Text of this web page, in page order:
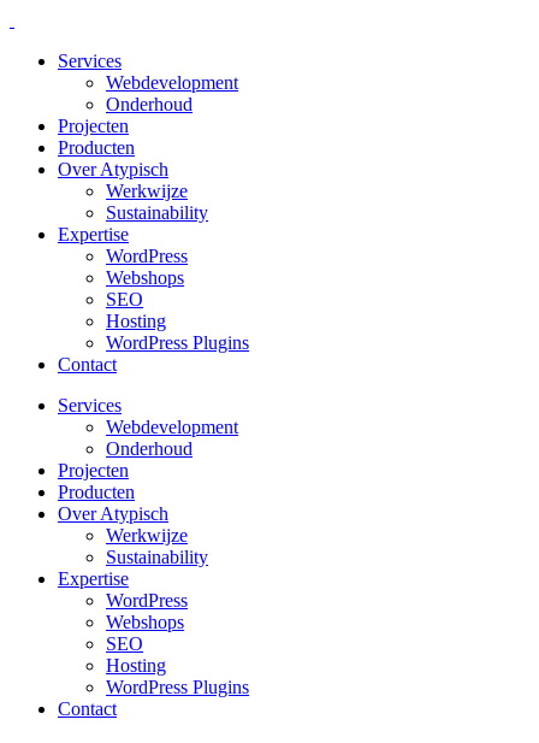
Services
Webdevelopment
Onderhoud
Projecten
Producten
Over Atypisch
Werkwijze
Sustainability
Expertise
WordPress
Webshops
SEO
Hosting
WordPress Plugins
Contact
Services
Webdevelopment
Onderhoud
Projecten
Producten
Over Atypisch
Werkwijze
Sustainability
Expertise
WordPress
Webshops
SEO
Hosting
WordPress Plugins
Contact